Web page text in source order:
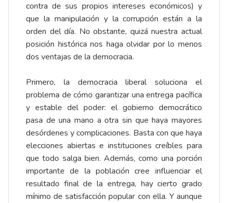
contra de sus propios intereses económicos) y
que la manipulación y la corrupción están a la
orden del día. No obstante, quizá nuestra actual
posición histórica nos haga olvidar por lo menos
dos ventajas de la democracia.
Primero, la democracia liberal soluciona el
problema de cómo garantizar una entrega pacífica
y estable del poder: el gobierno democrático
pasa de una mano a otra sin que haya mayores
desórdenes y complicaciones. Basta con que haya
elecciones abiertas e instituciones creíbles para
que todo salga bien. Además, como una porción
importante de la población cree influenciar el
resultado final de la entrega, hay cierto grado
mínimo de satisfacción popular con ella. Y aunque